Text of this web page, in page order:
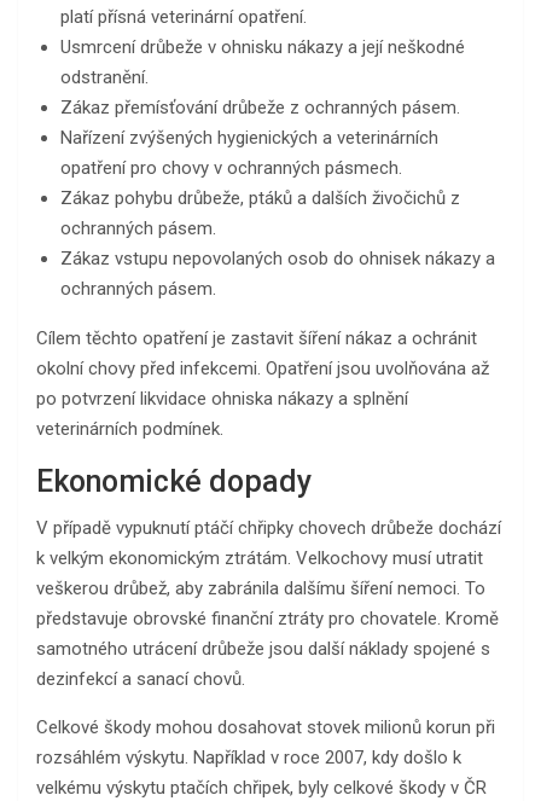
platí přísná veterinární opatření.
Usmrcení drůbeže v ohnisku nákazy a její neškodné
odstranění.
Zákaz přemísťování drůbeže z ochranných pásem.
Nařízení zvýšených hygienických a veterinárních
opatření pro chovy v ochranných pásmech.
Zákaz pohybu drůbeže, ptáků a dalších živočichů z
ochranných pásem.
Zákaz vstupu nepovolaných osob do ohnisek nákazy a
ochranných pásem.
Cílem těchto opatření je zastavit šíření nákaz a ochránit
okolní chovy před infekcemi. Opatření jsou uvolňována až
po potvrzení likvidace ohniska nákazy a splnění
veterinárních podmínek.
Ekonomické dopady
V případě vypuknutí ptáčí chřipky chovech drůbeže dochází
k velkým ekonomickým ztrátám. Velkochovy musí utratit
veškerou drůbež, aby zabránila dalšímu šíření nemoci. To
představuje obrovské finanční ztráty pro chovatele. Kromě
samotného utrácení drůbeže jsou další náklady spojené s
dezinfekcí a sanací chovů.
Celkové škody mohou dosahovat stovek milionů korun při
rozsáhlém výskytu. Například v roce 2007, kdy došlo k
velkému výskytu ptačích chřipek, byly celkové škody v ČR